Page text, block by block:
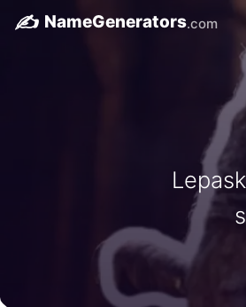
✍️ NameGenerators.com